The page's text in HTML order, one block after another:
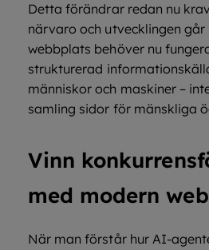
Detta förändrar redan nu
närvaro och utvecklingen går
webbplats behöver nu
strukturerad
människor och maskiner –
samling sidor för mänskliga
Vinn
med modern
När man förstår hur AI-